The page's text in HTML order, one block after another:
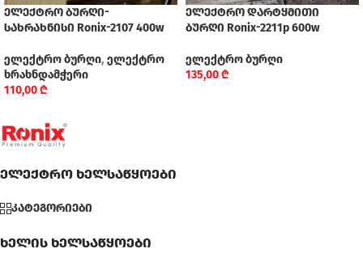
ელექტრო ბურღი-
სახრახნისი Ronix-2107 400w
ელექტრო ბურღი, ელექტრო
ხრახნდამჭერი
110,00₾
ელექტრო დარტყმითი
ბურღი Ronix-2211p 600w
ელექტრო ბურღი
135,00₾
ელექტრო ხელსაწყოები
კატეგორიები
ხელის ხელსაწყოები